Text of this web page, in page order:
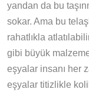
yandan da bu
sokar. Ama bu
rahatlıkla
gibi büyük
eşyalar insanı her
eşyalar titizlikle